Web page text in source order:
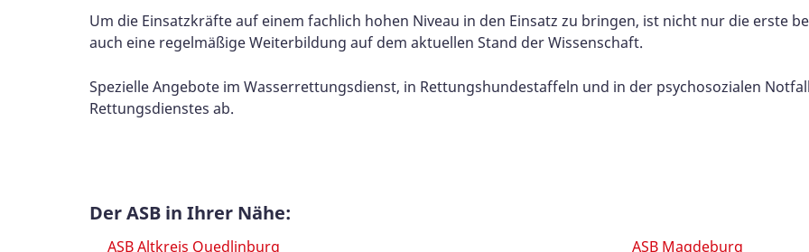
Um die Einsatzkräfte auf einem fachlich hohen Niveau in den Einsatz zu bringen, ist nicht nur die erste
auch eine regelmäßige Weiterbildung auf dem aktuellen Stand der Wissenschaft.
Spezielle Angebote im Wasserrettungsdienst, in Rettungshundestaffeln und in der psychosozialen
Rettungsdienstes ab.
Der ASB in Ihrer Nähe:
ASB Altkreis Quedlinburg ASB Magdeburg